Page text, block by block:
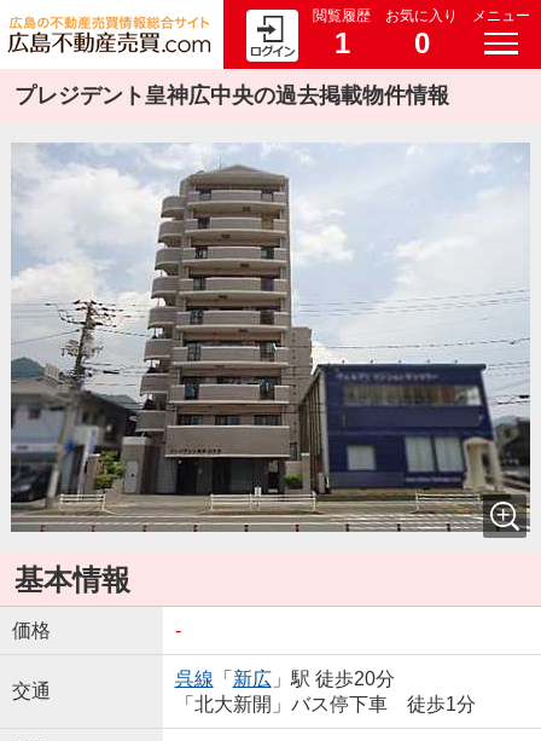
閲覧履歴
1
お気に入り
0
メニュー
プレジデント皇神広中央の過去掲載物件情報
基本情報
価格 -
交通
呉線 「 新広」駅 徒歩20分
「北大新開」バス停下車 徒歩1分